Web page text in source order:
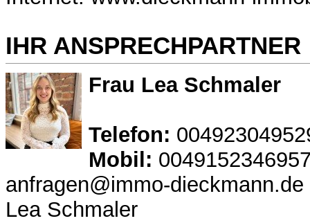
IHR ANSPRECHPARTNER
Frau Lea Schmaler
Telefon:
Mobil:
anfragen@immo-dieckmann.de
Lea Schmaler